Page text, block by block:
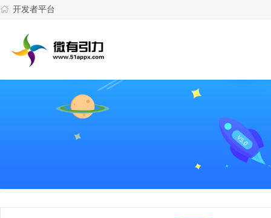
开发者平台